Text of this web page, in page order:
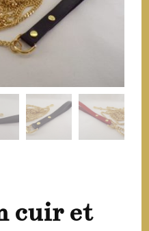
cuir et